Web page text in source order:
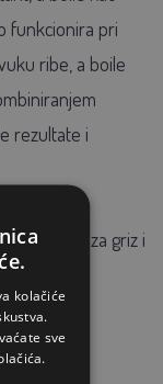
funkcionira pri
ribe, a boile
rezultate i
šansu za griz i
kolačiće
sve